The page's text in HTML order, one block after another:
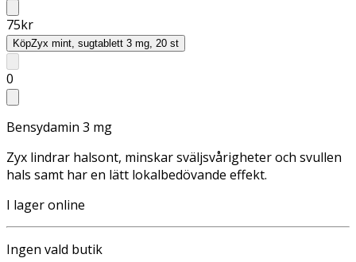
75kr
KöpZyx mint, sugtablett 3 mg, 20 st
0
Bensydamin 3 mg
Zyx lindrar halsont, minskar sväljsvårigheter och svullen
hals samt har en lätt lokalbedövande effekt.
I lager online
Ingen vald butik